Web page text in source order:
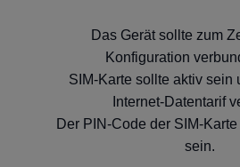
Das Gerät sollte zum
Konfiguration
SIM-Karte sollte aktiv sein
Internet-Datentarif
Der PIN-Code der SIM-
sein.